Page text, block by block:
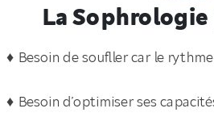
La Sophrologie
♦ Besoin de soufller car le
♦ Besoin d’optimiser ses